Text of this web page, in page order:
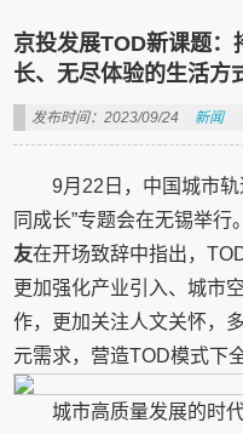
京投发展TOD新课题
长、无尽体验的生活方
发布时间：2023/09/24 新闻
9月22日，中国城市
同成长”专题会在无锡举
友在开场致辞中指出，
更加强化产业引入、城市
作，更加关注人文关怀，
元需求，营造TOD模式下
城市高质量发展的时